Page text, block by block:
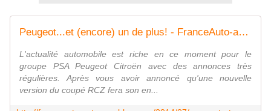
Peugeot...et (encore) un de plus! - FranceAuto-actu - actualité automobile en France et à l'étranger
L'actualité automobile est riche en ce moment pour le
groupe PSA Peugeot Citroën avec des annonces très
régulières. Après vous avoir annoncé qu'une nouvelle
version du coupé RCZ fera son en...